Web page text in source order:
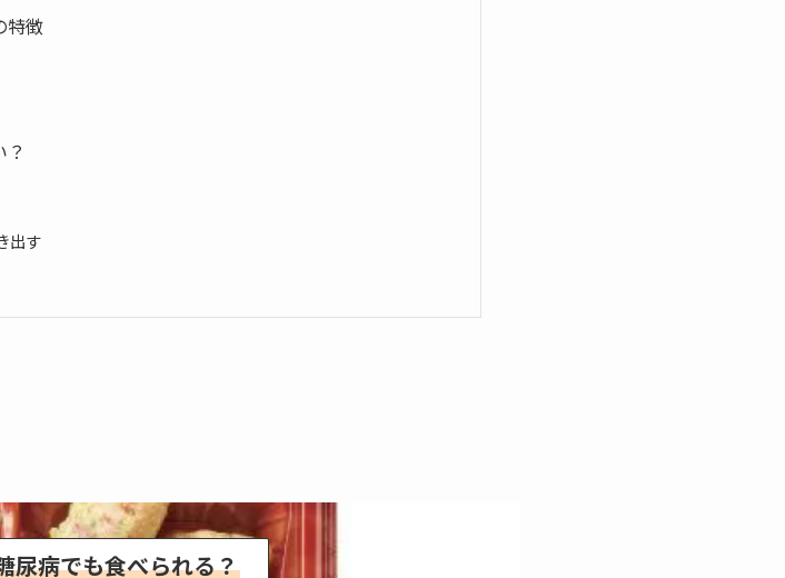
特徴
出す
尿病でも食べられる？